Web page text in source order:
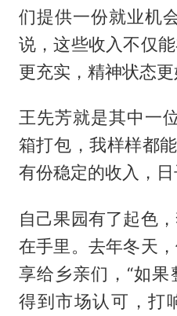
们提供一份就业机
说，这些收入不仅
更充实，精神状态更
王先芳就是其中一
箱打包，我样样都
有份稳定的收入，
自己果园有了起色
在手里。去年冬天
享给乡亲们，“如
得到市场认可，打